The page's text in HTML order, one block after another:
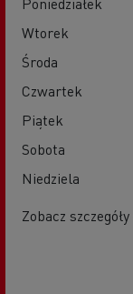
Wtorek
Środa
Czwartek
Piątek
Sobota
Niedziela
Zobacz